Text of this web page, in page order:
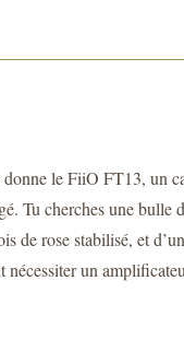
le FiiO FT13, un
Tu cherches une bulle
de rose stabilisé, et
nécessiter un